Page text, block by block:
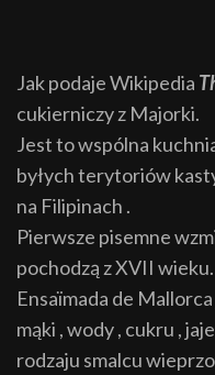
Jak podaje Wikipedia
cukierniczy z Majorki.
Jest to wspólna
byłych terytoriów
na Filipinach .
Pierwsze pisemne
pochodzą z XVII wieku.
Ensaïmada de
mąki , wody , cukru ,
rodzaju smalcu